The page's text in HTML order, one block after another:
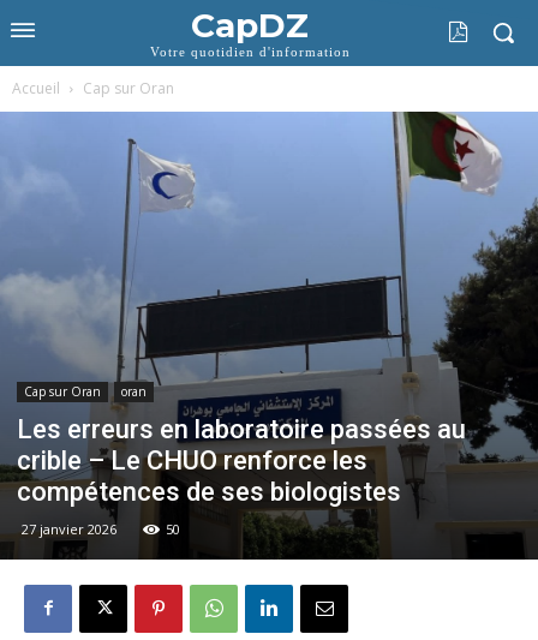
CapDZ
Votre quotidien d'information
Accueil Cap sur Oran
Cap sur Oran oran
Les erreurs en laboratoire passées au
crible – Le CHUO renforce les
compétences de ses biologistes
27 janvier 2026 50